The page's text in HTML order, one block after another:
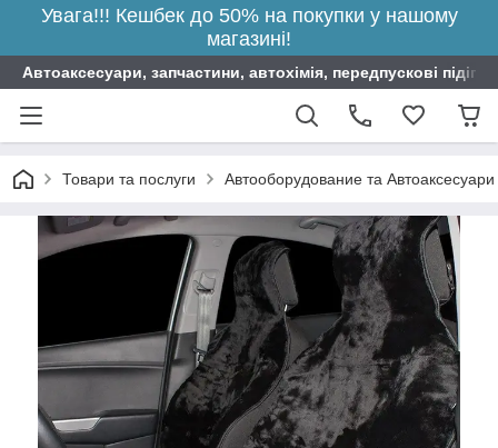
Увага!!! Кешбек до 50% на покупки у нашому
магазині!
Автоаксесуари, запчастини, автохімія, передпускові
Товари та послуги Автооборудование та Автоаксесуари